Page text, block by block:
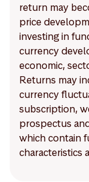
return may
price
investing in
currency
economic,
Returns may
currency
subscription,
prospectus
which contain
characteristics